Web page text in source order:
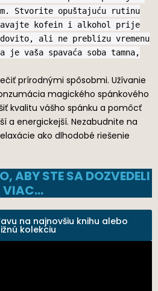
Stvorite opuštajuću rutinu
kofein i alkohol prije
ali ne preblizu vremenu
je vaša spavaća soba tamna,
prírodnými spôsobmi. Užívanie
magického spánkového
kvalitu vášho spánku a pomôcť
a energickejší. Nezabudnite na
ako dlhodobé riešenie
ABY STE SA DOZVEDELI
VIAC…
na najnovšiu knihu alebo
kolekciu